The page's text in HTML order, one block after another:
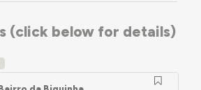
(click below for details)